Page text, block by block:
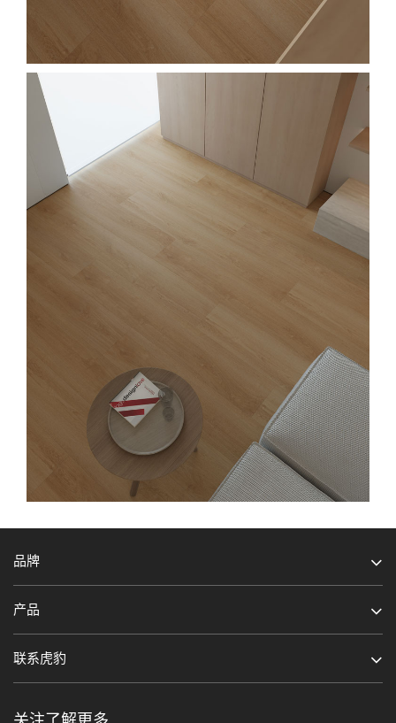
品牌
产品
联系虎豹